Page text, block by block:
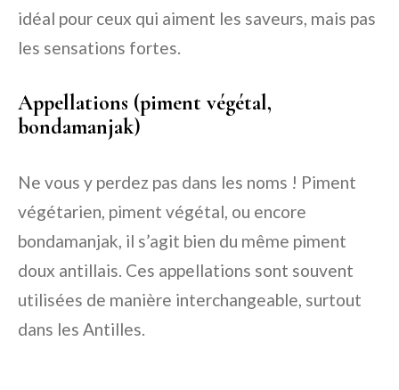
idéal pour ceux qui aiment les saveurs, mais pas
les sensations fortes.
Appellations (piment végétal,
bondamanjak)
Ne vous y perdez pas dans les noms ! Piment
végétarien, piment végétal, ou encore
bondamanjak, il s’agit bien du même piment
doux antillais. Ces appellations sont souvent
utilisées de manière interchangeable, surtout
dans les Antilles.